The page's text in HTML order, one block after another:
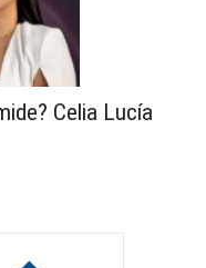
Celia Lucía